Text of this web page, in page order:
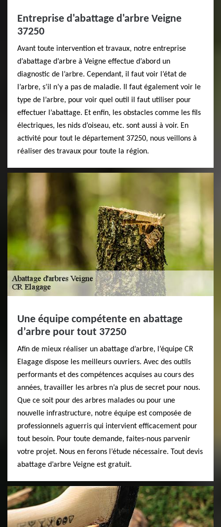
Entreprise d'abattage d'arbre Veigne
37250
Avant toute intervention et travaux, notre entreprise
d’abattage d’arbre à Veigne effectue d’abord un
diagnostic de l’arbre. Cependant, il faut voir l’état de
l’arbre, s’il n’y a pas de maladie. Il faut également voir le
type de l’arbre, pour voir quel outil il faut utiliser pour
effectuer l’abattage. Et enfin, les obstacles comme les fils
électriques, les nids d’oiseau, etc. sont aussi à voir. En
activité pour tout le département 37250, nous veillons à
réaliser des travaux pour toute la région.
Une équipe compétente en abattage
d’arbre pour tout 37250
Afin de mieux réaliser un abattage d’arbre, l’équipe CR
Elagage dispose les meilleurs ouvriers. Avec des outils
performants et des compétences acquises au cours des
années, travailler les arbres n’a plus de secret pour nous.
Que ce soit pour des arbres malades ou pour une
nouvelle infrastructure, notre équipe est composée de
professionnels aguerris qui intervient efficacement pour
tout besoin. Pour toute demande, faites-nous parvenir
votre projet. Nous en ferons l’étude nécessaire. Tout devis
abattage d’arbre Veigne est gratuit.